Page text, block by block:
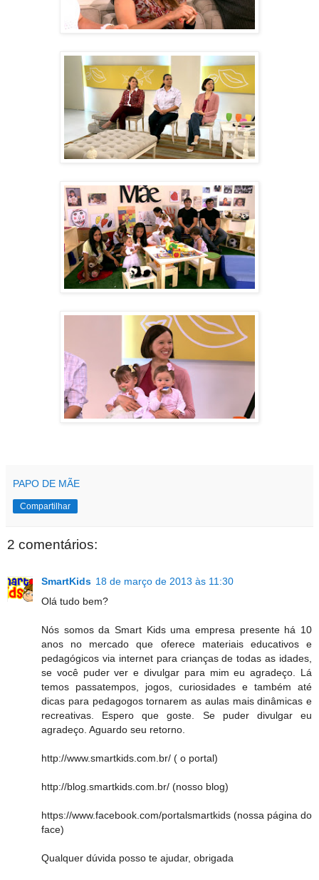
PAPO DE MÃE
Compartilhar
2 comentários:
SmartKids 18 de março de 2013 às 11:30
Olá tudo bem?
Nós somos da Smart Kids uma empresa presente há 10
anos no mercado que oferece materiais educativos e
pedagógicos via internet para crianças de todas as idades,
se você puder ver e divulgar para mim eu agradeço. Lá
temos passatempos, jogos, curiosidades e também até
dicas para pedagogos tornarem as aulas mais dinâmicas e
recreativas. Espero que goste. Se puder divulgar eu
agradeço. Aguardo seu retorno.
http://www.smartkids.com.br/ ( o portal)
http://blog.smartkids.com.br/ (nosso blog)
https://www.facebook.com/portalsmartkids (nossa página do
face)
Qualquer dúvida posso te ajudar, obrigada